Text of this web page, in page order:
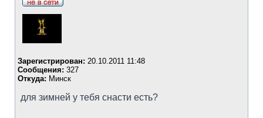
Зарегистрирован: 20.10.2011 11:48
Сообщения: 327
Откуда: Минск
для зимней у тебя снасти есть?